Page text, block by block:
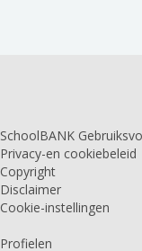
SchoolBANK
Privacy-en cookiebeleid
Copyright
Disclaimer
Cookie-instellingen
Profielen